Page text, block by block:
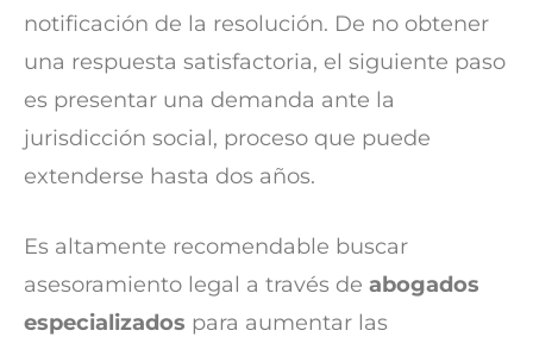
notificación de la resolución. De no obtener
una respuesta satisfactoria, el siguiente paso
es presentar una demanda ante la
jurisdicción social, proceso que puede
extenderse hasta dos años.
Es altamente recomendable buscar
asesoramiento legal a través de abogados
especializados para aumentar las